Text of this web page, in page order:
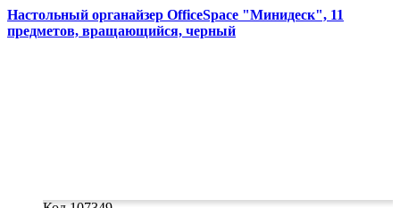
Настольный органайзер OfficeSpace "Минидеск", 11
предметов, вращающийся, черный